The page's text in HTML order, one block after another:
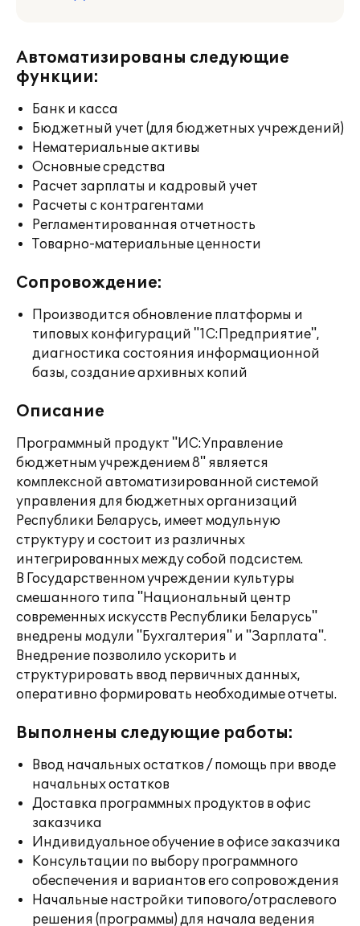
Автоматизированы следующие
функции:
Банк и касса
Бюджетный учет (для бюджетных учреждений)
Нематериальные активы
Основные средства
Расчет зарплаты и кадровый учет
Расчеты с контрагентами
Регламентированная отчетность
Товарно-материальные ценности
Сопровождение:
Производится обновление платформы и
типовых конфигураций "1С:Предприятие",
диагностика состояния информационной
базы, создание архивных копий
Описание
Программный продукт "ИС:Управление
бюджетным учреждением 8" является
комплексной автоматизированной системой
управления для бюджетных организаций
Республики Беларусь, имеет модульную
структуру и состоит из различных
интегрированных между собой подсистем.
В Государственном учреждении культуры
смешанного типа "Национальный центр
современных искусств Республики Беларусь"
внедрены модули "Бухгалтерия" и "Зарплата".
Внедрение позволило ускорить и
структурировать ввод первичных данных,
оперативно формировать необходимые отчеты.
Выполнены следующие работы:
Ввод начальных остатков / помощь при вводе
начальных остатков
Доставка программных продуктов в офис
заказчика
Индивидуальное обучение в офисе заказчика
Консультации по выбору программного
обеспечения и вариантов его сопровождения
Начальные настройки типового/отраслевого
решения (программы) для начала ведения